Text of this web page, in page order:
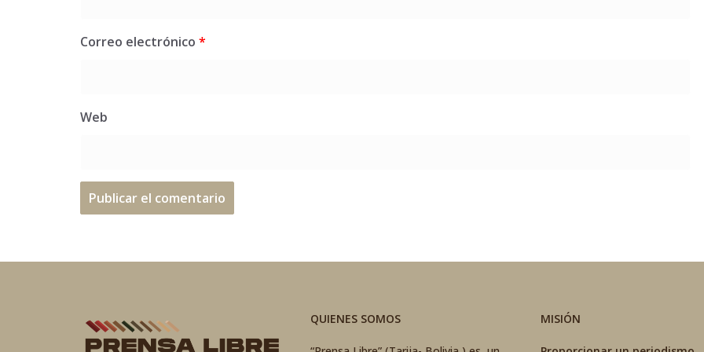
Correo electrónico *
Web
QUIENES SOMOS MISIÓN